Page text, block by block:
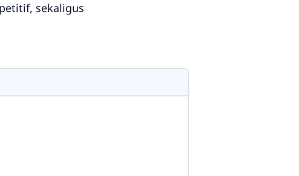
sekaligus